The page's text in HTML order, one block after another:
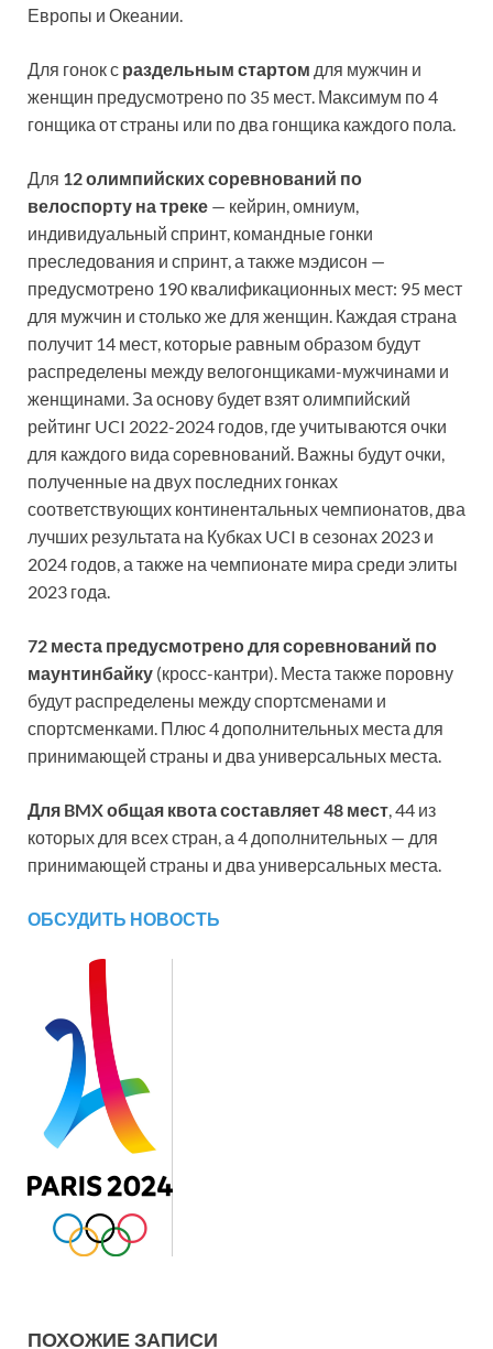
Европы и Океании.
Для гонок с раздельным стартом для мужчин и
женщин предусмотрено по 35 мест. Максимум по 4
гонщика от страны или по два гонщика каждого пола.
Для 12 олимпийских соревнований по
велоспорту на треке — кейрин, омниум,
индивидуальный спринт, командные гонки
преследования и спринт, а также мэдисон —
предусмотрено 190 квалификационных мест: 95 мест
для мужчин и столько же для женщин. Каждая страна
получит 14 мест, которые равным образом будут
распределены между велогонщиками-мужчинами и
женщинами. За основу будет взят олимпийский
рейтинг UCI 2022-2024 годов, где учитываются очки
для каждого вида соревнований. Важны будут очки,
полученные на двух последних гонках
соответствующих континентальных чемпионатов, два
лучших результата на Кубках UCI в сезонах 2023 и
2024 годов, а также на чемпионате мира среди элиты
2023 года.
72 места предусмотрено для соревнований по
маунтинбайку (кросс-кантри). Места также поровну
будут распределены между спортсменами и
спортсменками. Плюс 4 дополнительных места для
принимающей страны и два универсальных места.
Для BMX общая квота составляет 48 мест, 44 из
которых для всех стран, а 4 дополнительных — для
принимающей страны и два универсальных места.
ОБСУДИТЬ НОВОСТЬ
ПОХОЖИЕ ЗАПИСИ